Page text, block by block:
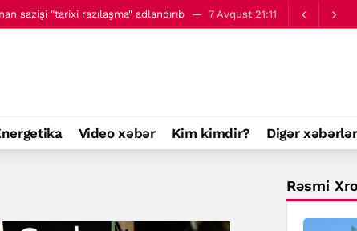
sazişi "tarixi razılaşma" adlandırıb 7 Avqust 21:11
Video xəbər Kim kimdir? Digər xəbərlər
Rəsmi